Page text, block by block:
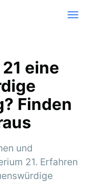
eine
Finden
und
21. Erfahren